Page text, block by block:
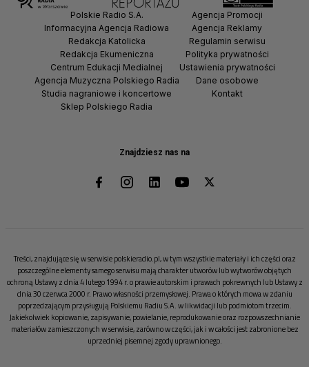
Znajdziesz nas na
Polskie Radio S.A.
Informacyjna Agencja Radiowa
Redakcja Katolicka
Redakcja Ekumeniczna
Centrum Edukacji Medialnej
Agencja Muzyczna Polskiego Radia
Studia nagraniowe i koncertowe
Sklep Polskiego Radia
Agencja Promocji
Agencja Reklamy
Regulamin serwisu
Polityka prywatności
Ustawienia prywatności
Dane osobowe
Kontakt
Treści, znajdujące się w serwisie polskieradio.pl, w tym wszystkie materiały i ich części oraz
poszczególne elementy samego serwisu mają charakter utworów lub wytworów objętych
ochroną Ustawy z dnia 4 lutego 1994 r. o prawie autorskim i prawach pokrewnych lub Ustawy z
dnia 30 czerwca 2000 r. Prawo własności przemysłowej. Prawa o których mowa w zdaniu
poprzedzającym przysługują Polskiemu Radiu S.A. w likwidacji lub podmiotom trzecim.
Jakiekolwiek kopiowanie, zapisywanie, powielanie, reprodukowanie oraz rozpowszechnianie
materiałów zamieszczonych w serwisie, zarówno w części, jak i w całości jest zabronione bez
uprzedniej pisemnej zgody uprawnionego.